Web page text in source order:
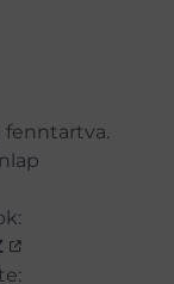
fenntartva.